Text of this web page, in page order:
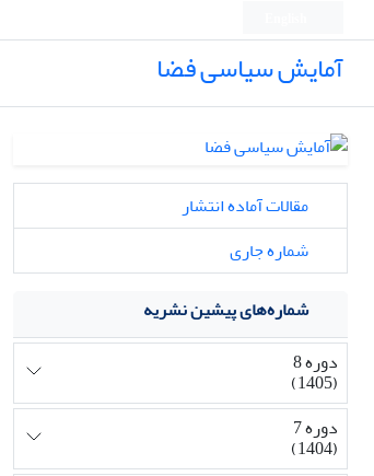
آمایش سیاسی فضا
مقالات آماده انتشار
شماره جاری
شماره‌های پیشین نشریه
دوره 8
(1405)
دوره 7
(1404)